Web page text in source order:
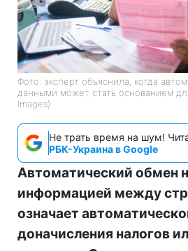
Фото: эксперт объяснила, когда
данными может стать основанием
Images)
Не трать время на шум!
РБК-Украина в Google
Автоматический обмен
информацией между
означает
доначисления налогов